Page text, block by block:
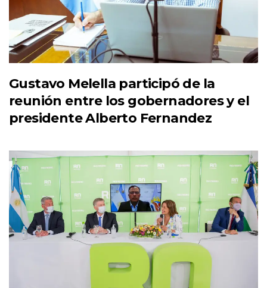
Gustavo Melella participó de la
reunión entre los gobernadores y el
presidente Alberto Fernandez